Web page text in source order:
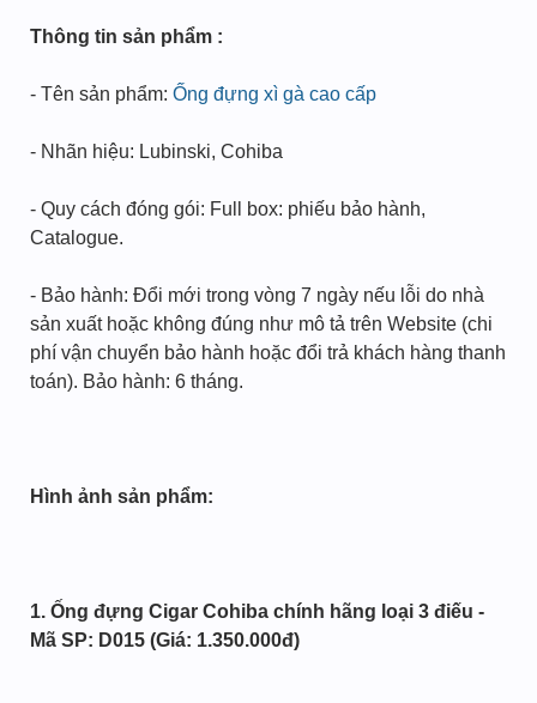
Thông tin sản phẩm :
- Tên sản phẩm: Ống đựng xì gà cao cấp
- Nhãn hiệu: Lubinski, Cohiba
- Quy cách đóng gói: Full box: phiếu bảo hành,
Catalogue.
- Bảo hành: Đổi mới trong vòng 7 ngày nếu lỗi do nhà
sản xuất hoặc không đúng như mô tả trên Website (chi
phí vận chuyển bảo hành hoặc đổi trả khách hàng thanh
toán). Bảo hành: 6 tháng.
Hình ảnh sản phẩm:
1. Ống đựng Cigar Cohiba chính hãng loại 3 điếu -
Mã SP: D015 (Giá: 1.350.000đ)